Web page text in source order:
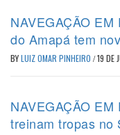
NAVEGAÇÃO
do Amapá tem
BYLUIZ OMAR PINHEIRO /19 DE
NAVEGAÇÃO
treinam tropas no